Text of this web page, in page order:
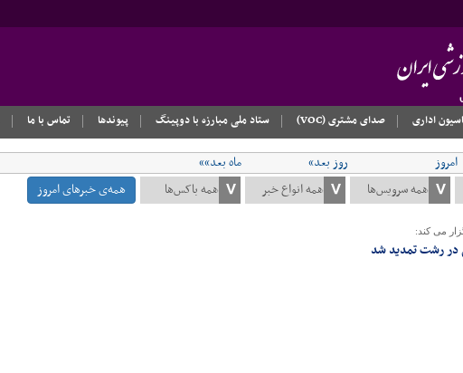
اداری صدای مشتری (VOC) ستاد ملی مبارزه با دوپینگ پیوندها تماس با ما
امروز روز بعد»
ماه بعد»»
همه‌ی خبرهای امروز
می کند:
در رشت تمدید شد